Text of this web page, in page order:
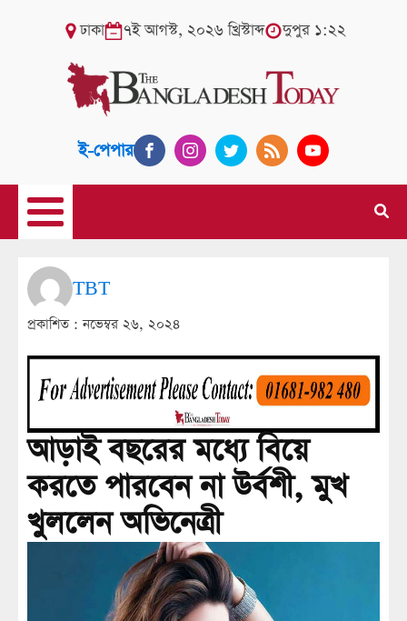
ঢাকা ৭ই আগস্ট, ২০২৬ খ্রিস্টাব্দ দুপুর ১:২২
ই-পেপার
TBT
প্রকাশিত :নভেম্বর ২৬, ২০২৪
আড়াই বছরের মধ্যে বিয়ে
করতে পারবেন না উর্বশী, মুখ
খুললেন অভিনেত্রী